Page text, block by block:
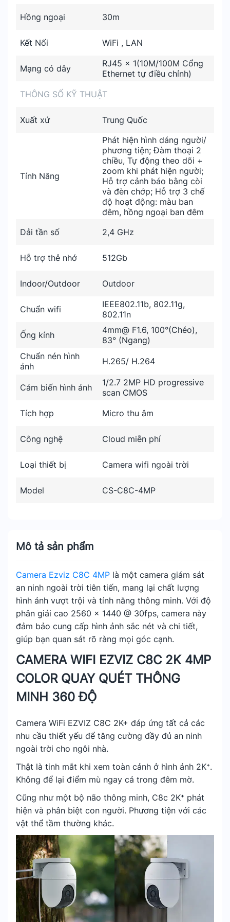
Mô tả sản phẩm
Camera Ezviz C8C 4MP là một camera giám sát
an ninh ngoài trời tiên tiến, mang lại chất lượng
hình ảnh vượt trội và tính năng thông minh. Với độ
phân giải cao 2560 × 1440 @ 30fps, camera này
đảm bảo cung cấp hình ảnh sắc nét và chi tiết,
giúp bạn quan sát rõ ràng mọi góc cạnh.
CAMERA WIFI EZVIZ C8C 2K 4MP
COLOR QUAY QUÉT THÔNG
MINH 360 ĐỘ
Camera WiFi EZVIZ C8C 2K+ đáp ứng tất cả các
nhu cầu thiết yếu để tăng cường đầy đủ an ninh
ngoài trời cho ngôi nhà.
Thật là tinh mắt khi xem toàn cảnh ở hình ảnh 2K⁺.
Không để lại điểm mù ngay cả trong đêm mờ.
Cũng như một bộ não thông minh, C8c 2K⁺ phát
hiện và phân biệt con người. Phương tiện với các
vật thể tầm thường khác.
Hồng ngoại 30m
Kết Nối WiFi , LAN
Mạng có dây
RJ45 x 1(10M/100M Cổng
Ethernet tự điều chỉnh)
THÔNG SỐ KỸ THUẬT
Xuất xứ Trung Quốc
Tính Năng
Phát hiện hình dáng người/
phương tiện; Đàm thoại 2
chiều, Tự động theo dõi +
zoom khi phát hiện người;
Hỗ trợ cảnh báo bằng còi
và đèn chớp; Hỗ trợ 3 chế
độ hoạt động: màu ban
đêm, hồng ngoại ban đêm
Dải tần số
2,4 GHz
Hỗ trợ thẻ nhớ 512Gb
Indoor/Outdoor Outdoor
Chuẩn wifi
IEEE802.11b, 802.11g,
802.11n
Ống kính
4mm@ F1.6, 100°(Chéo),
83° (Ngang)
Chuẩn nén hình
ảnh
H.265/ H.264
Cảm biến hình ảnh
1/2.7 2MP HD progressive
scan CMOS
Tích hợp
Micro thu âm
Công nghệ Cloud miễn phí
Loại thiết bị Camera wifi ngoài trời
Model CS-C8C-4MP